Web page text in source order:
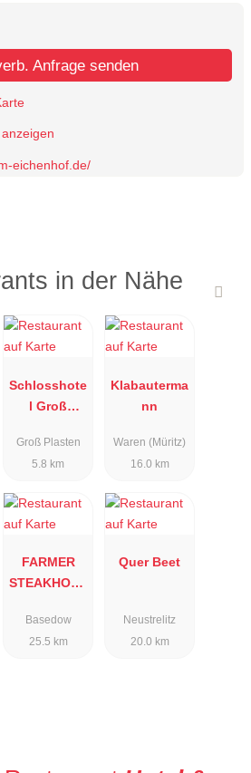
Anfrage senden
anzeigen
eichenhof.de/
in der Nähe
Schlosshote
l Groß
Groß Plasten
5.8 km
Klabauterma
nn
Waren (Müritz)
16.0 km
FARMER
STEAKHOUS
Basedow
25.5 km
Quer Beet
Neustrelitz
20.0 km